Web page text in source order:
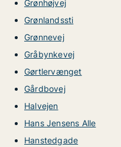
Grønhøjvej
Grønlandssti
Grønnevej
Gråbynkevej
Gørtlervænget
Gårdbovej
Halvejen
Hans Jensens Alle
Hanstedgade